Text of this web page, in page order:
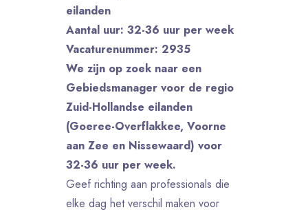
eilanden
Aantal uur: 32-36 uur per week
Vacaturenummer: 2935
We zijn op zoek naar een
Gebiedsmanager voor de regio
Zuid-Hollandse eilanden
(Goeree-Overflakkee, Voorne
aan Zee en Nissewaard) voor
32-36 uur per week.
Geef richting aan professionals die
elke dag het verschil maken voor